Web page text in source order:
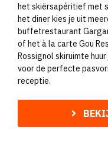
het skiërsapéritief met
het diner kies je uit
buffetrestaurant
of het à la carte Gou
Rossignol skiruimte
voor de perfecte
receptie.